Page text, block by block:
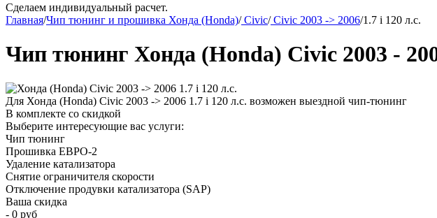
Сделаем индивидуальный расчет.
Главная/Чип тюнинг и прошивка Хонда (Honda)/Civic/Civic 2003 -> 2006/1.7 i 120 л.с.
Чип тюнинг Хонда (Honda) Civic 2003 -
Для Хонда (Honda) Civic 2003 -> 2006 1.7 i 120 л.с. возможен выездной чип-тюнинг
В комплекте со скидкой
Выберите интересующие вас услуги:
Чип тюнинг
Прошивка ЕВРО-2
Удаление катализатора
Снятие ограничителя скорости
Отключение продувки катализатора (SAP)
Ваша скидка
- 0 руб